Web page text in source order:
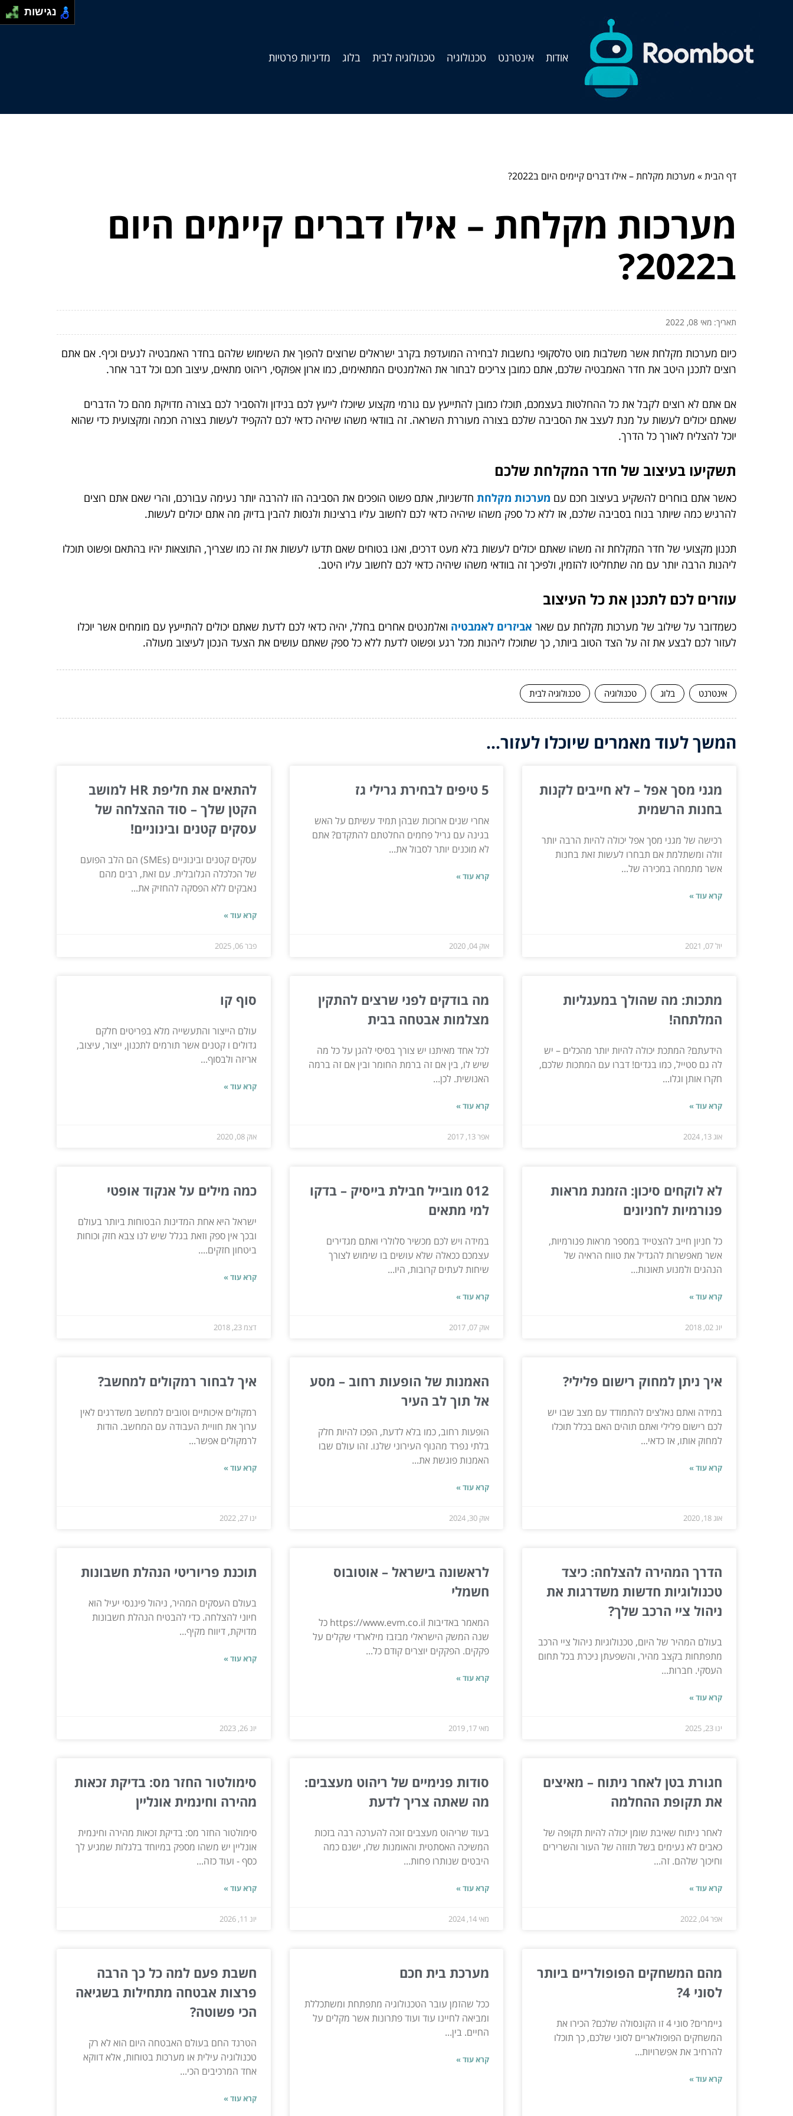
אודות אינטרנט טכנולוגיה טכנולוגיה לבית בלוג מדיניות פרטיות
דף הבית» מערכות מקלחת – אילו דברים קיימים היום ב2022?
מערכות מקלחת – אילו דברים קיימים היום
ב2022?
תאריך: מאי 08, 2022
כיום מערכות מקלחת אשר משלבות מוט טלסקופי נחשבות לבחירה המועדפת בקרב ישראלים שרוצים להפוך את השימוש שלהם בחדר האמבטיה לנעים וכיף. אם אתם
רוצים לתכנן היטב את חדר האמבטיה שלכם, אתם כמובן צריכים לבחור את האלמנטים המתאימים, כמו ארון אפוקסי, ריהוט מתאים, עיצוב חכם וכל דבר אחר.
אם אתם לא רוצים לקבל את כל ההחלטות בעצמכם, תוכלו כמובן להתייעץ עם גורמי מקצוע שיוכלו לייעץ לכם בנידון ולהסביר לכם בצורה מדויקת מהם כל הדברים
שאתם יכולים לעשות על מנת לעצב את הסביבה שלכם בצורה מעוררת השראה. זה בוודאי משהו שיהיה כדאי לכם להקפיד לעשות בצורה חכמה ומקצועית כדי שהוא
יוכל להצליח לאורך כל הדרך.
תשקיעו בעיצוב של חדר המקלחת שלכם
כאשר אתם בוחרים להשקיע בעיצוב חכם עם מערכות מקלחת חדשניות, אתם פשוט הופכים את הסביבה הזו להרבה יותר נעימה עבורכם, והרי שאם אתם רוצים
להרגיש כמה שיותר בנוח בסביבה שלכם, אז ללא כל ספק משהו שיהיה כדאי לכם לחשוב עליו ברצינות ולנסות להבין בדיוק מה אתם יכולים לעשות.
תכנון מקצועי של חדר המקלחת זה משהו שאתם יכולים לעשות בלא מעט דרכים, ואנו בטוחים שאם תדעו לעשות את זה כמו שצריך, התוצאות יהיו בהתאם ופשוט תוכלו
ליהנות הרבה יותר עם מה שתחליטו להזמין, ולפיכך זה בוודאי משהו שיהיה כדאי לכם לחשוב עליו היטב.
עוזרים לכם לתכנן את כל העיצוב
כשמדובר על שילוב של מערכות מקלחת עם שאר אביזרים לאמבטיה ואלמנטים אחרים בחלל, יהיה כדאי לכם לדעת שאתם יכולים להתייעץ עם מומחים אשר יוכלו
לעזור לכם לבצע את זה על הצד הטוב ביותר, כך שתוכלו ליהנות מכל רגע ופשוט לדעת ללא כל ספק שאתם עושים את הצעד הנכון לעיצוב מעולה.
אינטרנט בלוג טכנולוגיה טכנולוגיה לבית
המשך לעוד מאמרים שיוכלו לעזור...
מגני מסך אפל – לא חייבים לקנות
בחנות הרשמית
רכישה של מגני מסך אפל יכולה להיות הרבה יותר
זולה ומשתלמת אם תבחרו לעשות זאת בחנות
אשר מתמחה במכירה של...
קרא עוד »
יול 07, 2021
5 טיפים לבחירת גרילי גז
אחרי שנים ארוכות שבהן תמיד עשיתם על האש
בגינה עם גריל פחמים החלטתם להתקדם? אתם
לא מוכנים יותר לסבול את...
קרא עוד »
אוק 04, 2020
להתאים את חליפת HR למושב
הקטן שלך – סוד ההצלחה של
עסקים קטנים ובינוניים!
עסקים קטנים ובינוניים (SMEs) הם הלב הפועם
של הכלכלה הגלובלית. עם זאת, רבים מהם
נאבקים ללא הפסקה להחזיק את...
קרא עוד »
פבר 06, 2025
מתכות: מה שהולך במעגליות
המלתחה!
הידעתם? המתכת יכולה להיות יותר מהכלים – יש
לה גם סטייל, כמו בגדים! דברו עם המתכות שלכם,
חקרו אותן וגלו...
קרא עוד »
אוג 13, 2024
מה בודקים לפני שרצים להתקין
מצלמות אבטחה בבית
לכל אחד מאיתנו יש צורך בסיסי להגן על כל מה
שיש לו, בין אם זה ברמת החומר ובין אם זה ברמה
האנושית. לכן...
קרא עוד »
אפר 13, 2017
סוף קו
עולם הייצור והתעשייה מלא בפריטים חלקם
גדולים ו קטנים אשר תורמים לתכנון, ייצור, עיצוב,
אריזה ולבסוף...
קרא עוד »
אוק 08, 2020
לא לוקחים סיכון: הזמנת מראות
פנורמיות לחניונים
כל חניון חייב להצטייד במספר מראות פנורמיות,
אשר מאפשרות להגדיל את טווח הראיה של
הנהגים ולמנוע תאונות...
קרא עוד »
יונ 02, 2018
012 מובייל חבילת בייסיק – בדקו
למי מתאים
במידה ויש לכם מכשיר סלולרי ואתם מגדירים
עצמכם ככאלה שלא עושים בו שימוש לצורך
שיחות לעתים קרובות, היו...
קרא עוד »
אוק 07, 2017
כמה מילים על אנקוד אופטי
ישראל היא אחת המדינות הבטוחות ביותר בעולם
ובכך אין ספק וזאת בגלל שיש לנו צבא חזק וכוחות
ביטחון חזקים....
קרא עוד »
דצמ 23, 2018
איך ניתן למחוק רישום פלילי?
במידה ואתם נאלצים להתמודד עם מצב שבו יש
לכם רישום פלילי ואתם תוהים האם בכלל תוכלו
למחוק אותו, אז כדאי...
קרא עוד »
אוג 18, 2020
האמנות של הופעות רחוב – מסע
אל תוך לב העיר
הופעות רחוב, כמו בלא לדעת, הפכו להיות חלק
בלתי נפרד מהנוף העירוני שלנו. זהו עולם שבו
האמנות פוגשת את...
קרא עוד »
אוק 30, 2024
איך לבחור רמקולים למחשב?
רמקולים איכותיים וטובים למחשב משדרגים לאין
ערוך את חוויית העבודה עם המחשב. הודות
לרמקולים אפשר...
קרא עוד »
ינו 27, 2022
הדרך המהירה להצלחה: כיצד
טכנולוגיות חדשות משדרגות את
ניהול ציי הרכב שלך?
בעולם המהיר של היום, טכנולוגיות ניהול ציי הרכב
מתפתחות בקצב מהיר, והשפעתן ניכרת בכל תחום
העסקי. חברות...
קרא עוד »
ינו 23, 2025
לראשונה בישראל – אוטובוס
חשמלי
המאמר באדיבות https://www.evm.co.il כל
שנה המשק הישראלי מבזבז מילארדי שקלים על
פקקים. הפקקים יוצרים קודם כל...
קרא עוד »
מאי 17, 2019
תוכנת פריוריטי הנהלת חשבונות
בעולם העסקים המהיר, ניהול פיננסי יעיל הוא
חיוני להצלחה. כדי להבטיח הנהלת חשבונות
מדויקת, דיווח מקיף...
קרא עוד »
יונ 26, 2023
חגורת בטן לאחר ניתוח – מאיצים
את תקופת ההחלמה
לאחר ניתוח שאיבת שומן יכולה להיות תקופה של
כאבים לא נעימים בשל תזוזה של העור והשרירים
וחיכוך שלהם. זה...
קרא עוד »
אפר 04, 2022
סודות פנימיים של ריהוט מעצבים:
מה שאתה צריך לדעת
בעוד שריהוט מעצבים זוכה להערכה רבה בזכות
המשיכה האסתטית והאומנות שלו, ישנם כמה
היבטים שנותרו פחות...
קרא עוד »
מאי 14, 2024
סימולטור החזר מס: בדיקת זכאות
מהירה וחינמית אונליין
סימולטור החזר מס: בדיקת זכאות מהירה וחינמית
אונליין יש משהו מספק במיוחד בלגלות שמגיע לך
כסף - ועוד כזה...
קרא עוד »
יונ 11, 2026
מהם המשחקים הפופולריים ביותר
לסוני 4?
גיימרים? סוני 4 זו הקונסולה שלכם? הכירו את
המשחקים הפופולאריים לסוני שלכם, כך תוכלו
להרחיב את אפשרויות...
קרא עוד »
מערכת בית חכם
ככל שהזמן עובר הטכנולוגיה מתפתחת ומשתכללת
ומביאה לחיינו עוד ועוד פתרונות אשר מקלים על
החיים. בין...
קרא עוד »
חשבת פעם למה כל כך הרבה
פרצות אבטחה מתחילות בשגיאה
הכי פשוטה?
הטרנד החם בעולם האבטחה היום הוא לא רק
טכנולוגיה עילית או מערכות בטוחות, אלא דווקא
אחד המרכיבים הכי...
קרא עוד »
נגישות